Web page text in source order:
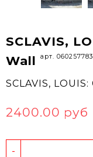
SCLAVIS,
Wall
арт.
SCLAVIS,
2400.00 руб
-